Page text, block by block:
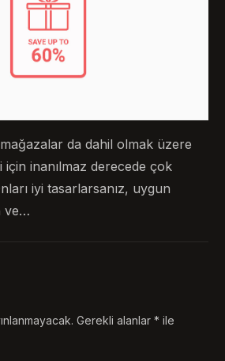
da dahil olmak üzere
inanılmaz derecede çok
iyi tasarlarsanız, uygun
ve…
Gerekli alanlar* ile